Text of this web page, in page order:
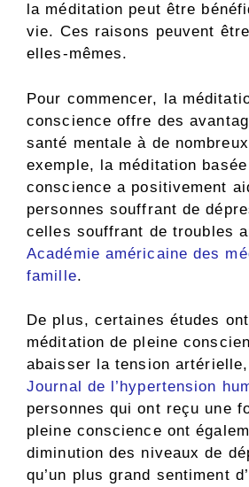
la méditation peut être
vie. Ces raisons peuvent
elles-mêmes.
Pour commencer, la
conscience offre des
santé mentale à de
exemple, la méditation
conscience a positivement
personnes souffrant de
celles souffrant de troubles
Académie américaine des
famille.
De plus, certaines études
méditation de pleine
abaisser la tension
Journal de l’hypertension
personnes qui ont reçu une
pleine conscience ont
diminution des niveaux de
qu’un plus grand sentiment